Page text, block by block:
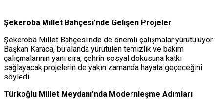
Şekeroba Millet Bahçesi’nde Gelişen Projeler
Şekeroba Millet Bahçesi’nde de önemli çalışmalar yürütülüyor.
Başkan Karaca, bu alanda yürütülen temizlik ve bakım
çalışmalarının yanı sıra, şehrin sosyal dokusuna katkı
sağlayacak projelerin de yakın zamanda hayata geçeceğini
söyledi.
Türkoğlu Millet Meydanı’nda Modernleşme Adımları